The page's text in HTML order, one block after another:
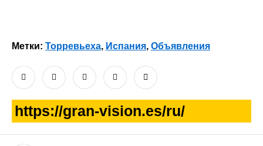
Метки: Торревьеха, Испания, Объявления
https://gran-vision.es/ru/